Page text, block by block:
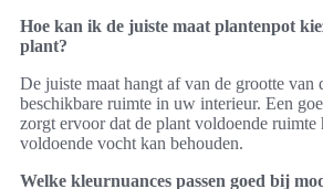
Hoe kan ik de juiste maat plantenpot
plant?
De juiste maat hangt af van de grootte van
beschikbare ruimte in uw interieur. Een
zorgt ervoor dat de plant voldoende ruimte
voldoende vocht kan behouden.
Welke kleurnuances passen goed bij